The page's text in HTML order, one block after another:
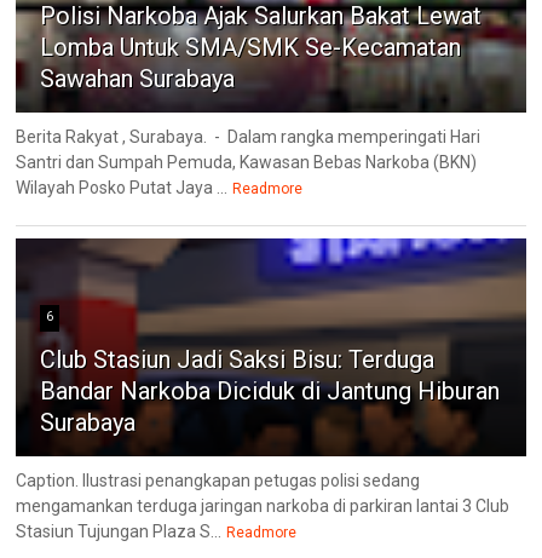
Polisi Narkoba Ajak Salurkan Bakat Lewat
Lomba Untuk SMA/SMK Se-Kecamatan
Sawahan Surabaya
Berita Rakyat , Surabaya. - Dalam rangka memperingati Hari
Santri dan Sumpah Pemuda, Kawasan Bebas Narkoba (BKN)
Wilayah Posko Putat Jaya ...
Readmore
6
Club Stasiun Jadi Saksi Bisu: Terduga
Bandar Narkoba Diciduk di Jantung Hiburan
Surabaya
Caption. Ilustrasi penangkapan petugas polisi sedang
mengamankan terduga jaringan narkoba di parkiran lantai 3 Club
Stasiun Tujungan Plaza S...
Readmore